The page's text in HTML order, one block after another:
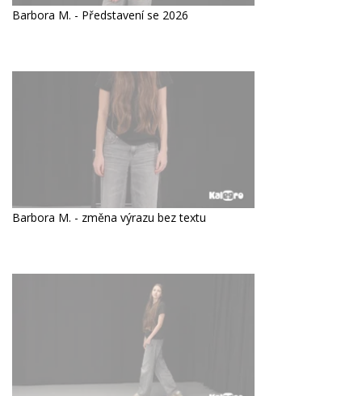
Barbora M. - Představení se 2026
Barbora M. - změna výrazu bez textu